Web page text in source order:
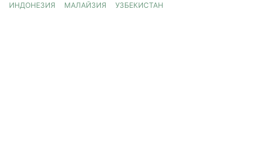
ИНДОНЕЗИЯ
МАЛАЙЗИЯ УЗБЕКИСТАН